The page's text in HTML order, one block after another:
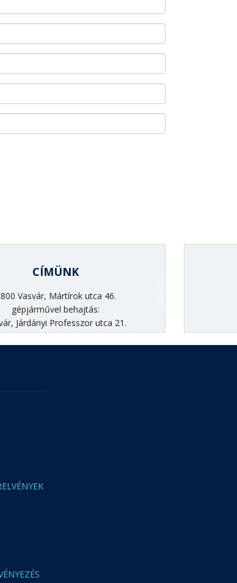
CÍMÜNK
Vasvár, Mártírok utca 46.
gépjárművel behajtás:
Járdányi Professzor utca 21.